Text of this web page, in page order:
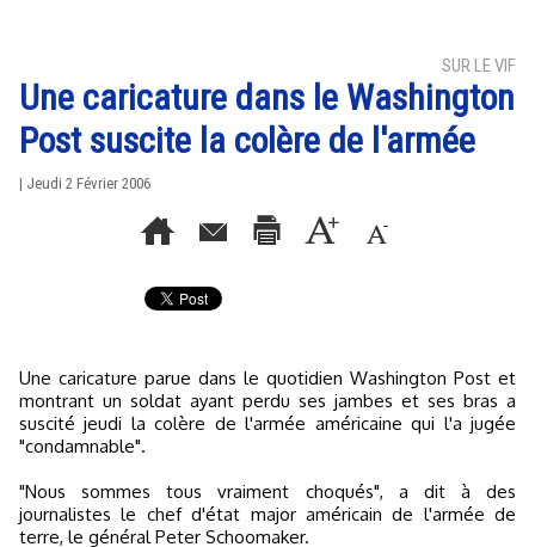
SUR LE VIF
Une caricature dans le Washington
Post suscite la colère de l'armée
| Jeudi 2 Février 2006
Une caricature parue dans le quotidien Washington Post et
montrant un soldat ayant perdu ses jambes et ses bras a
suscité jeudi la colère de l'armée américaine qui l'a jugée
"condamnable".
"Nous sommes tous vraiment choqués", a dit à des
journalistes le chef d'état major américain de l'armée de
terre, le général Peter Schoomaker.